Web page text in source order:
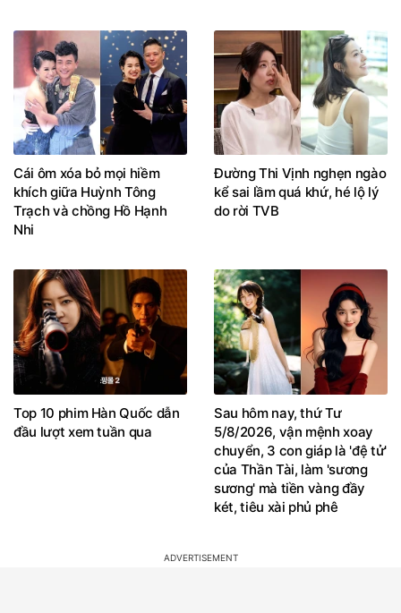
Cái ôm xóa bỏ mọi hiềm
khích giữa Huỳnh Tông
Trạch và chồng Hồ Hạnh
Nhi
Đường Thi Vịnh nghẹn ngào
kể sai lầm quá khứ, hé lộ lý
do rời TVB
Top 10 phim Hàn Quốc dẫn
đầu lượt xem tuần qua
Sau hôm nay, thứ Tư
5/8/2026, vận mệnh xoay
chuyển, 3 con giáp là 'đệ tử'
của Thần Tài, làm 'sương
sương' mà tiền vàng đầy
két, tiêu xài phủ phê